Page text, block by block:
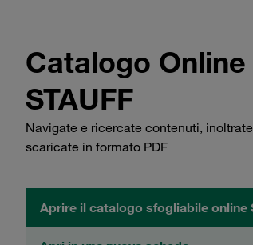
Catalogo
STAUFF
Navigate e ricercate contenuti,
scaricate in formato PDF
Aprire il catalogo sfogliabile online